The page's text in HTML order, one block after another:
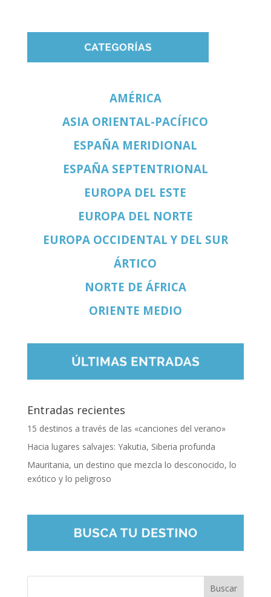
AMÉRICA
ASIA ORIENTAL-PACÍFICO
ESPAÑA MERIDIONAL
ESPAÑA SEPTENTRIONAL
EUROPA DEL ESTE
EUROPA DEL NORTE
EUROPA OCCIDENTAL Y DEL SUR
ÁRTICO
NORTE DE ÁFRICA
ORIENTE MEDIO
Entradas recientes
15 destinos a través de las «canciones del verano»
Hacia lugares salvajes: Yakutia, Siberia profunda
Mauritania, un destino que mezcla lo desconocido, lo
exótico y lo peligroso